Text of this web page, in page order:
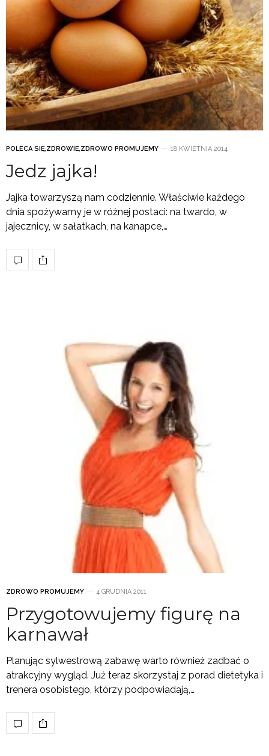
POLECA SIĘ,ZDROWIE,ZDROWO PROMUJEMY 18 KWIETNIA 2014
Jedz jajka!
Jajka towarzyszą nam codziennie. Właściwie każdego
dnia spożywamy je w różnej postaci: na twardo, w
jajecznicy, w sałatkach, na kanapce,…
ZDROWO PROMUJEMY 4 GRUDNIA 2011
Przygotowujemy figurę na
karnawał
Planując sylwestrową zabawę warto również zadbać o
atrakcyjny wygląd. Już teraz skorzystaj z porad dietetyka i
trenera osobistego, którzy podpowiadają,…